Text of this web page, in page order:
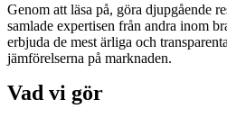
Genom att läsa på, göra djupgående
samlade expertisen från andra inom
erbjuda de mest ärliga och
jämförelserna på marknaden.
Vad vi gör